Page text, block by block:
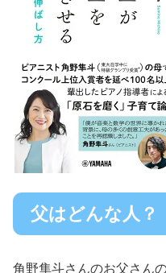
父はどんな人？
角野隼斗さんのお父さん